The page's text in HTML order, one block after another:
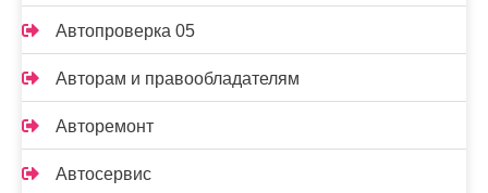
Автопроверка 05
Авторам и правообладателям
Авторемонт
Автосервис